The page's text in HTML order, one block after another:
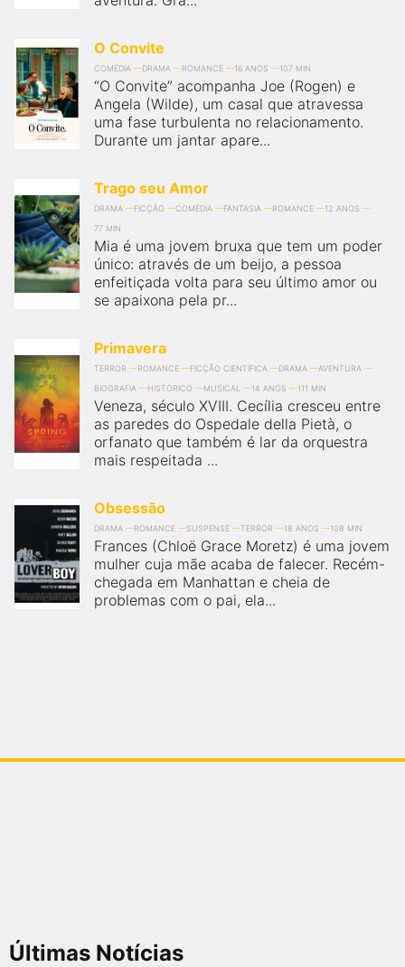
O Convite
COMÉDIA DRAMA ROMANCE 16 ANOS 107 MIN
“O Convite” acompanha Joe (Rogen) e
Angela (Wilde), um casal que atravessa
uma fase turbulenta no relacionamento.
Durante um jantar apare...
Trago seu Amor
DRAMA FICÇÃO COMÉDIA FANTASIA ROMANCE
12 ANOS
77 MIN
Mia é uma jovem bruxa que tem um poder
único: através de um beijo, a pessoa
enfeitiçada volta para seu último amor ou
se apaixona pela pr...
Primavera
TERROR ROMANCE FICÇÃO CIENTÍFICA DRAMA
AVENTURA
BIOGRAFIA
HISTÓRICO MUSICAL 14 ANOS 111 MIN
Veneza, século XVIII. Cecília cresceu entre
as paredes do Ospedale della Pietà, o
orfanato que também é lar da orquestra
mais respeitada ...
Obsessão
DRAMA ROMANCE SUSPENSE TERROR 18 ANOS 108 MIN
Frances (Chloë Grace Moretz) é uma jovem
mulher cuja mãe acaba de falecer. Recém-
chegada em Manhattan e cheia de
problemas com o pai, ela...
Últimas Notícias